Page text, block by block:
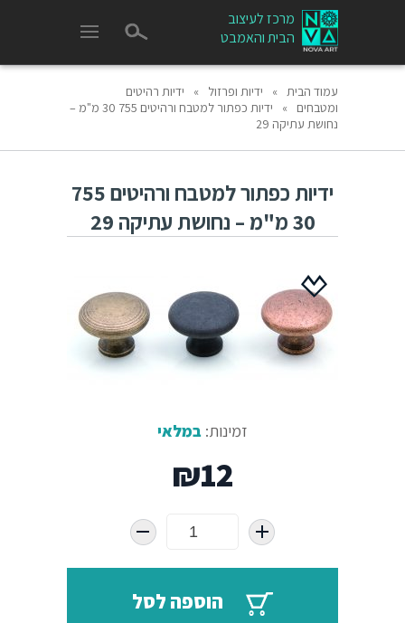
מרכז לעיצוב
הבית והאמבט
עמוד הבית » ידיות ופרזול »
ידיות רהיטים
ומטבחים
»
ידיות כפתור למטבח ורהיטים 755 30 מ"מ –
נחושת עתיקה 29
ידיות כפתור למטבח ורהיטים 755
30 מ"מ – נחושת עתיקה 29
זמינות: במלאי
₪12
הוספה לסל